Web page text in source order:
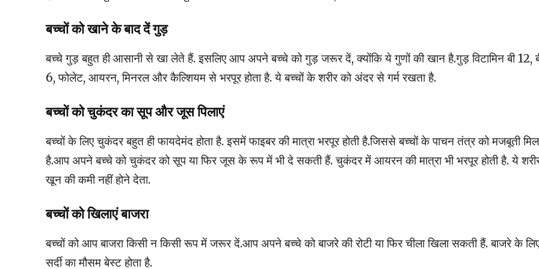
बच्चों को खाने के बाद दें गुड़
बच्चे गुड़ बहुत ही आसानी से खा लेते हैं. इसलिए आप अपने बच्चे को गुड़ जरूर दें, क्योंकि ये गुणों की खान है.गुड़ विटामिन बी 12,
6, फोलेट, आयरन, मिनरल और कैल्शियम से भरपूर होता है. ये बच्चों के शरीर को अंदर से गर्म रखता है.
बच्चों को चुकंदर का सूप और जूस पिलाएं
बच्चों के लिए चुकंदर बहुत ही फायदेमंद होता है. इसमें फाइबर की मात्रा भरपूर होती है.जिससे बच्चों के पाचन तंत्र को मजबूती
है.आप अपने बच्चे को चुकंदर को सूप या फिर जूस के रूप में भी दे सकती हैं. चुकंदर में आयरन की मात्रा भी भरपूर होती है. ये
खून की कमी नहीं होने देता.
बच्चों को खिलाएं बाजरा
बच्चों को आप बाजरा किसी न किसी रूप में जरूर दें.आप अपने बच्चे को बाजरे की रोटी या फिर चीला खिला सकती हैं. बाजरे के
सर्दी का मौसम बेस्ट होता है.